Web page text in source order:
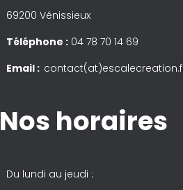
69200 Vénissieux
Téléphone : 04 78 70 14 69
Email :
Nos horaires
Du lundi au jeudi :